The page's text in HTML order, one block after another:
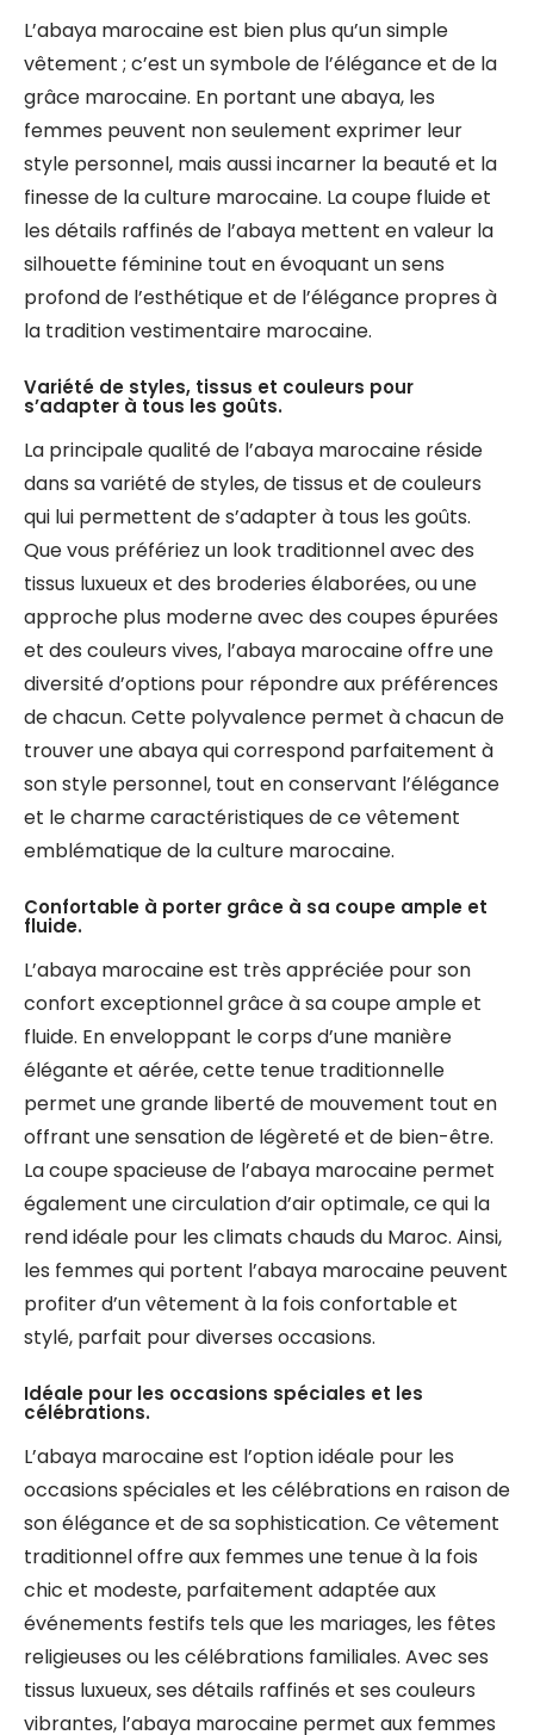
L’abaya marocaine est bien plus qu’un simple
vêtement ; c’est un symbole de l’élégance et de la
grâce marocaine. En portant une abaya, les
femmes peuvent non seulement exprimer leur
style personnel, mais aussi incarner la beauté et la
finesse de la culture marocaine. La coupe fluide et
les détails raffinés de l’abaya mettent en valeur la
silhouette féminine tout en évoquant un sens
profond de l’esthétique et de l’élégance propres à
la tradition vestimentaire marocaine.
Variété de styles, tissus et couleurs pour
s’adapter à tous les goûts.
La principale qualité de l’abaya marocaine réside
dans sa variété de styles, de tissus et de couleurs
qui lui permettent de s’adapter à tous les goûts.
Que vous préfériez un look traditionnel avec des
tissus luxueux et des broderies élaborées, ou une
approche plus moderne avec des coupes épurées
et des couleurs vives, l’abaya marocaine offre une
diversité d’options pour répondre aux préférences
de chacun. Cette polyvalence permet à chacun de
trouver une abaya qui correspond parfaitement à
son style personnel, tout en conservant l’élégance
et le charme caractéristiques de ce vêtement
emblématique de la culture marocaine.
Confortable à porter grâce à sa coupe ample et
fluide.
L’abaya marocaine est très appréciée pour son
confort exceptionnel grâce à sa coupe ample et
fluide. En enveloppant le corps d’une manière
élégante et aérée, cette tenue traditionnelle
permet une grande liberté de mouvement tout en
offrant une sensation de légèreté et de bien-être.
La coupe spacieuse de l’abaya marocaine permet
également une circulation d’air optimale, ce qui la
rend idéale pour les climats chauds du Maroc. Ainsi,
les femmes qui portent l’abaya marocaine peuvent
profiter d’un vêtement à la fois confortable et
stylé, parfait pour diverses occasions.
Idéale pour les occasions spéciales et les
célébrations.
L’abaya marocaine est l’option idéale pour les
occasions spéciales et les célébrations en raison de
son élégance et de sa sophistication. Ce vêtement
traditionnel offre aux femmes une tenue à la fois
chic et modeste, parfaitement adaptée aux
événements festifs tels que les mariages, les fêtes
religieuses ou les célébrations familiales. Avec ses
tissus luxueux, ses détails raffinés et ses couleurs
vibrantes, l’abaya marocaine permet aux femmes